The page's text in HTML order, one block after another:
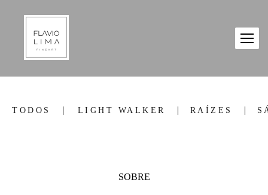
TODOS LIGHT WALKER RAÍZES
SOBRE